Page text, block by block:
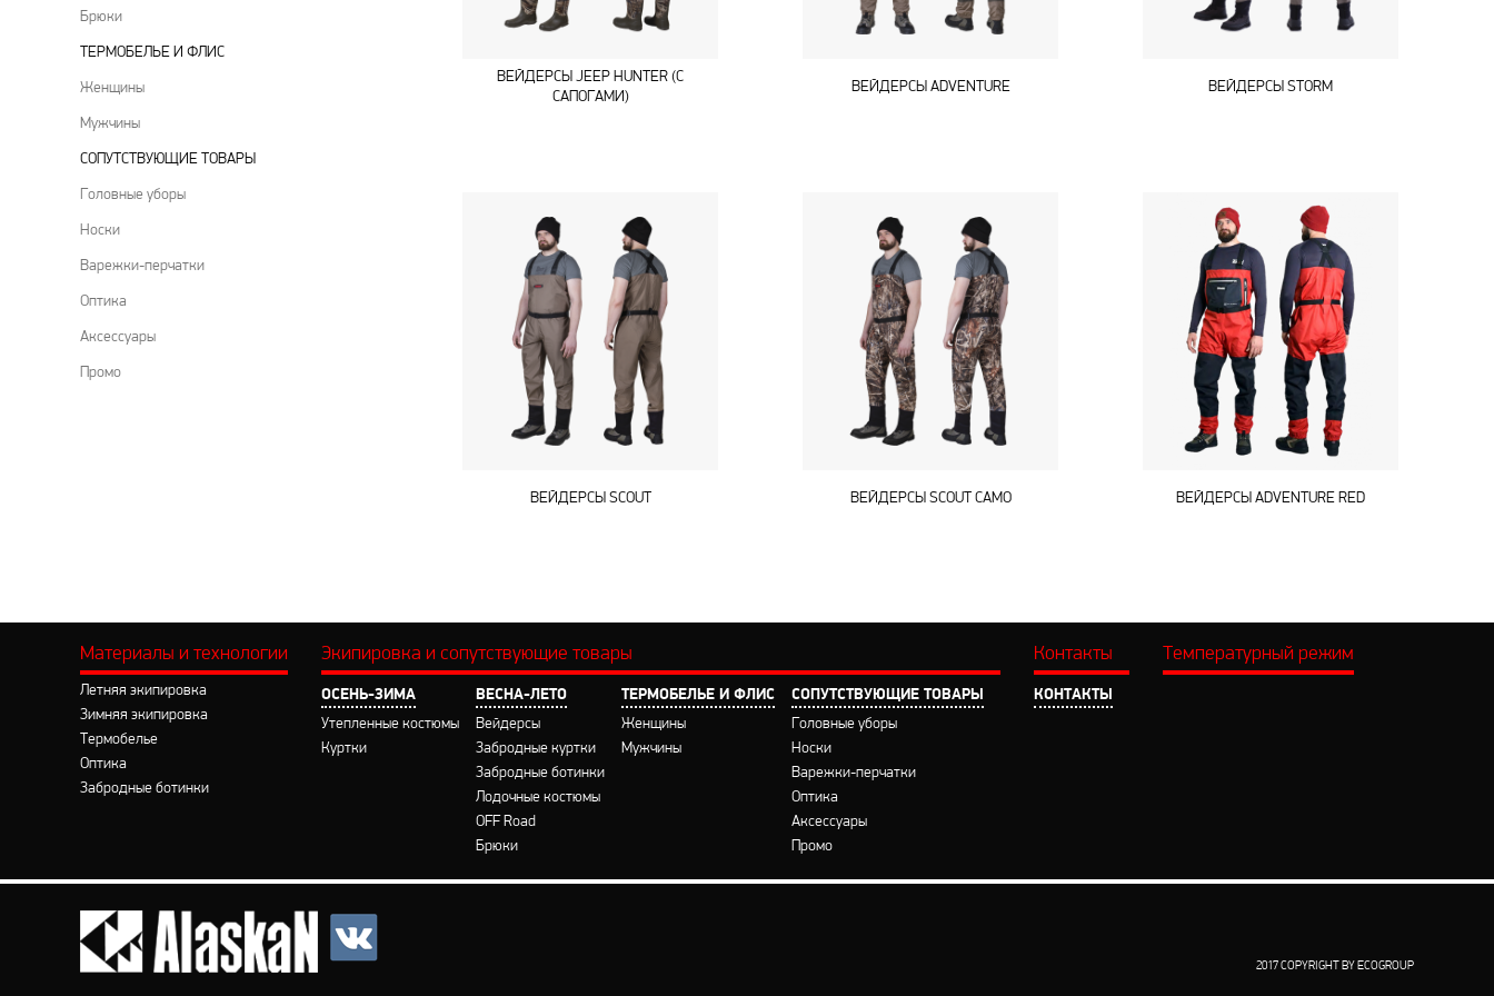
Брюки
ТЕРМОБЕЛЬЕ И ФЛИС
Женщины
Мужчины
CОПУТСТВУЮЩИЕ ТОВАРЫ
Головные уборы
Носки
Варежки-перчатки
Оптика
Аксессуары
Промо
ВЕЙДЕРСЫ JEEP HUNTER (C
САПОГАМИ)
ВЕЙДЕРСЫ ADVENTURE ВЕЙДЕРСЫ STORM
ВЕЙДЕРСЫ SCOUT ВЕЙДЕРСЫ SCOUT СAMO ВЕЙДЕРСЫ ADVENTURE RED
Материалы и технологии
Летняя экипировка
Зимняя экипировка
Термобелье
Оптика
Забродные ботинки
Экипировка и сопутствующие товары
ОСЕНЬ-ЗИМА
Утепленные костюмы
Куртки
ВЕСНА-ЛЕТО
Вейдерсы
Забродные куртки
Забродные ботинки
Лодочные костюмы
OFF Road
Брюки
ТЕРМОБЕЛЬЕ И ФЛИС
Женщины
Мужчины
CОПУТСТВУЮЩИЕ ТОВАРЫ
Головные уборы
Носки
Варежки-перчатки
Оптика
Аксессуары
Промо
Контакты
КОНТАКТЫ
Температурный режим
2017 COPYRIGHT BY ECOGROUP